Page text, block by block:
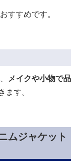
すすめです。
メイクや小物で品
す。
ムジャケット